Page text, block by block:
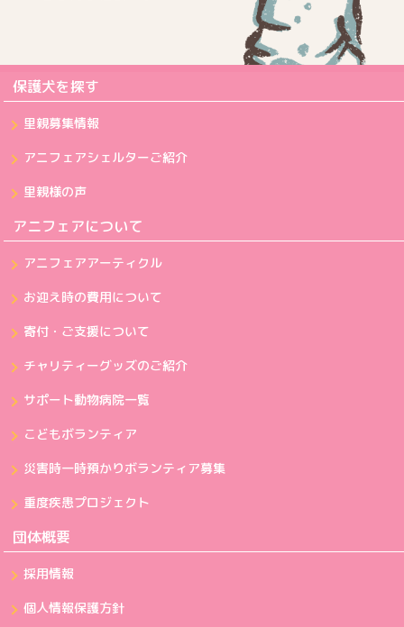
保護犬を探す
里親募集情報
アニフェアシェルターご紹介
里親様の声
アニフェアについて
アニフェアアーティクル
お迎え時の費用について
寄付・ご支援について
チャリティーグッズのご紹介
サポート動物病院一覧
こどもボランティア
災害時一時預かりボランティア募集
重度疾患プロジェクト
団体概要
採用情報
個人情報保護方針